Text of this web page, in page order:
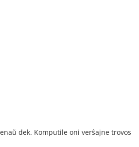
dek. Komputile oni verŝajne trovos